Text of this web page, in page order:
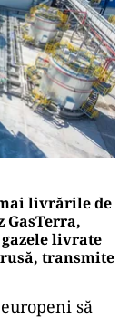
livrările de
GasTerra,
livrate
transmite
să